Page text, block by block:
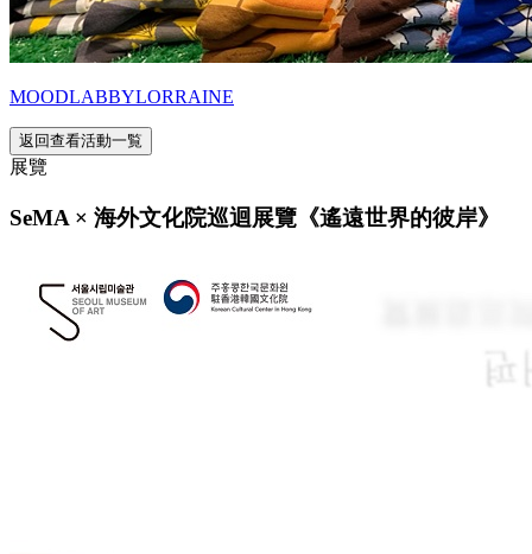
MOODLABBYLORRAINE
返回查看活動一覧
展覽
SeMA × 海外文化院巡迴展覽《遙遠世界的彼岸》